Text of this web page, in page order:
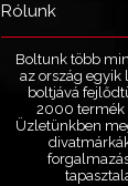
Rólunk
Boltunk több
az ország egyik
boltjává
2000 termék
Üzletünkben